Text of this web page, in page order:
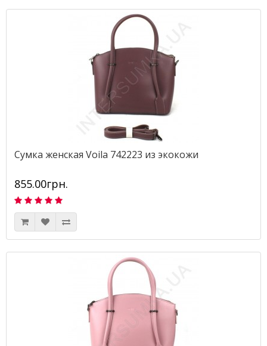
Сумка женская Voila 742223 из экокожи
855.00грн.